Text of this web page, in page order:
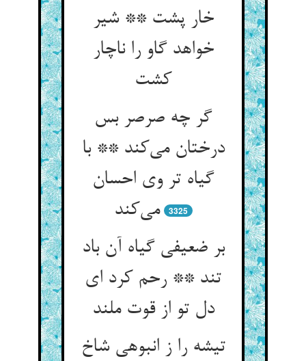
خار پشت ** شیر
خواهد گاو را ناچار
گر چه صرصر بس
درختان می‌‌کند ** با
گیاه تر وی احسان
می‌‌کند
3325
بر ضعیفی گیاه آن باد
تند ** رحم کرد ای
دل تو از قوت ملند
تیشه را ز انبوهی شاخ